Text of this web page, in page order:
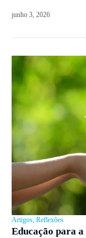
junho 3, 2026
Artigos, Reflexões
Educação para